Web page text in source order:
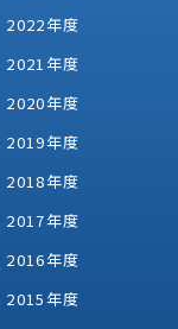
2022年度
2021年度
2020年度
2019年度
2018年度
2017年度
2016年度
2015年度